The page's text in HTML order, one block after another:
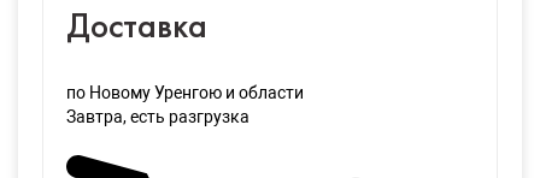
Доставка
по Новому Уренгою и области
Завтра, есть разгрузка